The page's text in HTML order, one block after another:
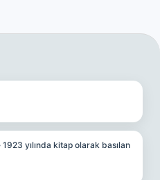
1923 yılında kitap olarak basılan